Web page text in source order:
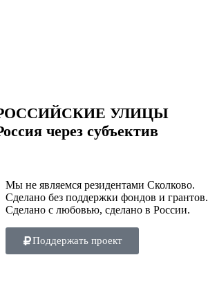
УЛИЦЫ
через субъектив
Мы не являемся резидентами Сколково.
Сделано без поддержки фондов и грантов.
Сделано с любовью, сделано в России.
Поддержать проект